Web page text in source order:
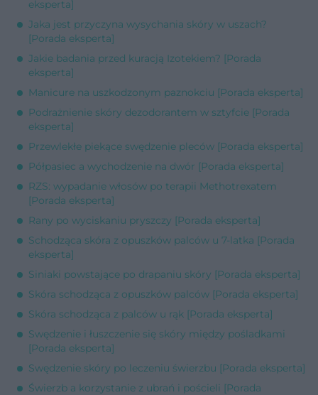
eksperta]
Jaka jest przyczyna wysychania skóry w uszach?
[Porada eksperta]
Jakie badania przed kuracją Izotekiem? [Porada
eksperta]
Manicure na uszkodzonym paznokciu [Porada eksperta]
Podrażnienie skóry dezodorantem w sztyfcie [Porada
eksperta]
Przewlekłe piekące swędzenie pleców [Porada eksperta]
Półpasiec a wychodzenie na dwór [Porada eksperta]
RZS: wypadanie włosów po terapii Methotrexatem
[Porada eksperta]
Rany po wyciskaniu pryszczy [Porada eksperta]
Schodząca skóra z opuszków palców u 7-latka [Porada
eksperta]
Siniaki powstające po drapaniu skóry [Porada eksperta]
Skóra schodząca z opuszków palców [Porada eksperta]
Skóra schodząca z palców u rąk [Porada eksperta]
Swędzenie i łuszczenie się skóry między pośladkami
[Porada eksperta]
Swędzenie skóry po leczeniu świerzbu [Porada eksperta]
Świerzb a korzystanie z ubrań i pościeli [Porada